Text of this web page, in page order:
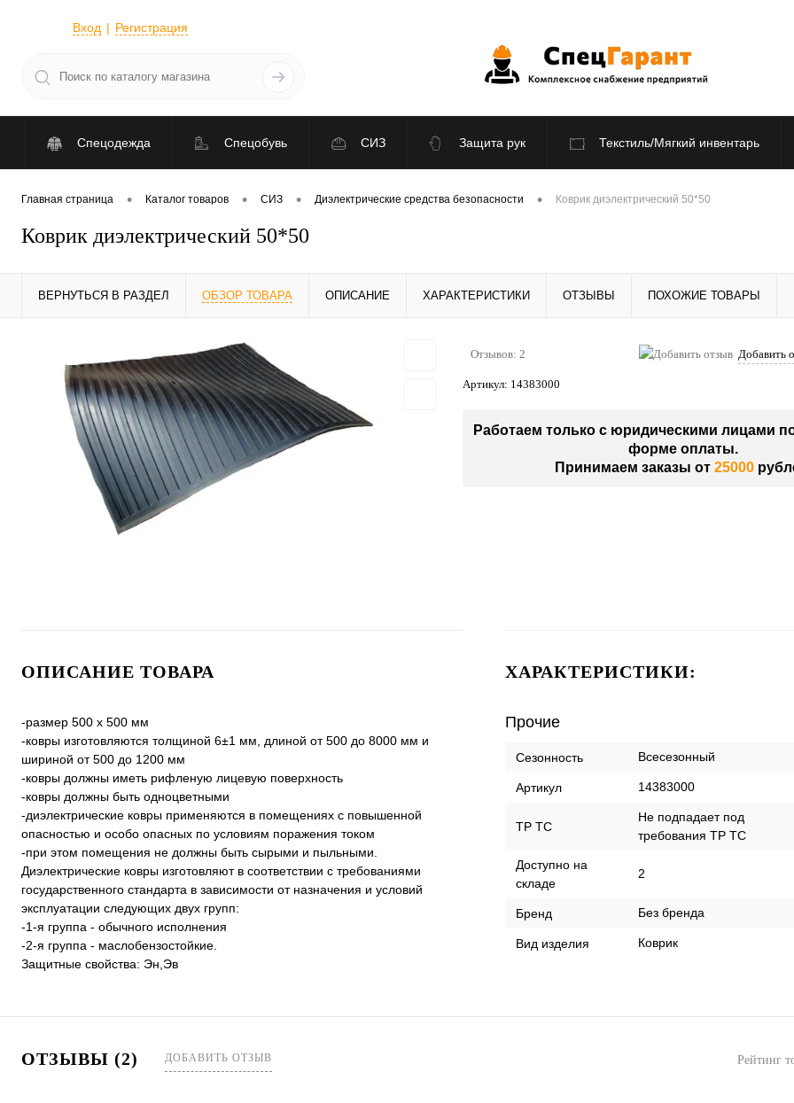
Вход Регистрация
Спецодежда Спецобувь СИЗ Защита рук Текстиль/Мягкий инвентарь
По отраслям Распродажа
Главная страница • Каталог товаров • СИЗ • Диэлектрические средства безопасности • Коврик диэлектрический 50*50
Коврик диэлектрический 50*50
ВЕРНУТЬСЯ В РАЗДЕЛ ОБЗОР ТОВАРА ОПИСАНИЕ ХАРАКТЕРИСТИКИ ОТЗЫВЫ ПОХОЖИЕ ТОВАРЫ
Отзывов: 2 Добавить
Артикул: 14383000
Работаем только с юридическими лицами
форме оплаты.
Принимаем заказы от 25000
ОПИСАНИЕ ТОВАРА
-размер 500 х 500 мм
-ковры изготовляются толщиной 6±1 мм, длиной от 500 до 8000 мм и
шириной от 500 до 1200 мм
-ковры должны иметь рифленую лицевую поверхность
-ковры должны быть одноцветными
-диэлектрические ковры применяются в помещениях с повышенной
опасностью и особо опасных по условиям поражения током
-при этом помещения не должны быть сырыми и пыльными.
Диэлектрические ковры изготовляют в соответствии с требованиями
государственного стандарта в зависимости от назначения и условий
эксплуатации следующих двух групп:
-1-я группа - обычного исполнения
-2-я группа - маслобензостойкие.
Защитные свойства: Эн,Эв
ХАРАКТЕРИСТИКИ:
Прочие
Сезонность Всесезонный
Артикул 14383000
ТР ТС
Не подпадает под
требования ТР ТС
Доступно на
складе
2
Бренд Без бренда
Вид изделия Коврик
ОТЗЫВЫ (2) ДОБАВИТЬ ОТЗЫВ Рейтинг